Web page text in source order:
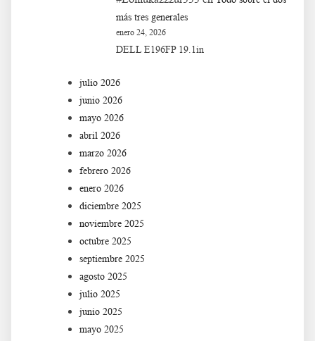
más tres generales
enero 24, 2026
DELL E196FP 19.1in
julio 2026
junio 2026
mayo 2026
abril 2026
marzo 2026
febrero 2026
enero 2026
diciembre 2025
noviembre 2025
octubre 2025
septiembre 2025
agosto 2025
julio 2025
junio 2025
mayo 2025